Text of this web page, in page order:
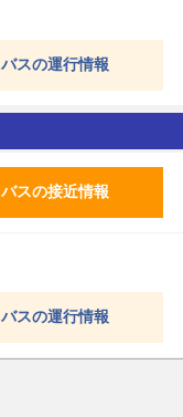
バスの運行情報
バスの接近情報
バスの運行情報